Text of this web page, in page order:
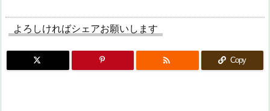
よろしければシェアお願いします
 Copy